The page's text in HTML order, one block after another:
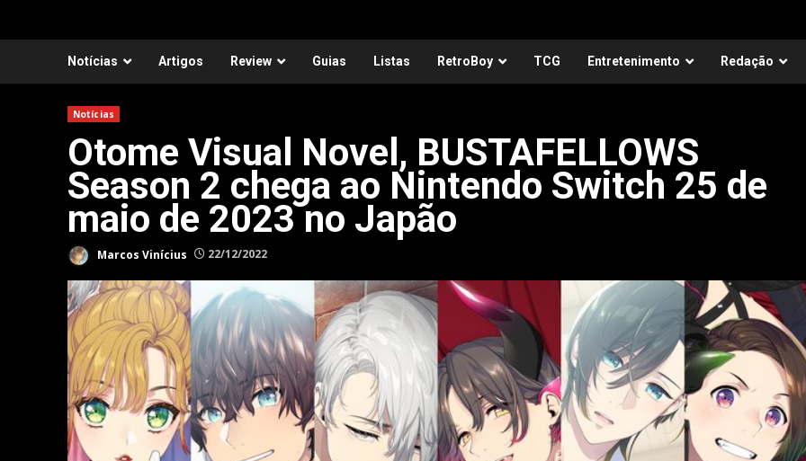
Notícias Artigos Review Guias Listas RetroBoy TCG Entretenimento Redação
Notícias
Otome Visual Novel, BUSTAFELLOWS
Season 2 chega ao Nintendo Switch 25 de
maio de 2023 no Japão
Marcos Vinícius 22/12/2022